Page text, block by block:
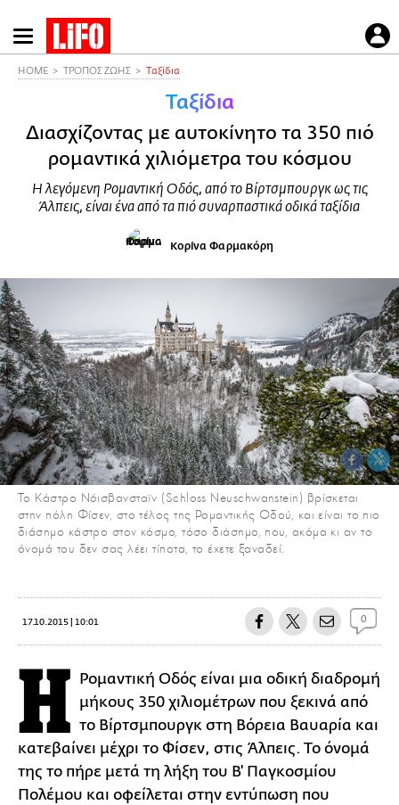
Παράκαμψη
προς
HOME ΤΡΟΠΟΣ ΖΩΗΣ Ταξίδια
Ταξίδια
Διασχίζοντας με αυτοκίνητο τα 350 πιό
ρομαντικά χιλιόμετρα του κόσμου
Η λεγόμενη Ρομαντική Οδός, από το Βίρτσμπουργκ ως τις
Άλπεις, είναι ένα από τα πιό συναρπαστικά οδικά ταξίδια
Κορίνα Φαρμακόρη
Το Κάστρο Νόισβανσταϊν (Schloss Neuschwanstein) βρίσκεται
στην πόλη Φίσεν, στο τέλος της Ρομαντικής Οδού, και είναι το πιο
διάσημο κάστρο στον κόσμο, τόσο διάσημο, που, ακόμα κι αν το
όνομά του δεν σας λέει τίποτα, το έχετε ξαναδεί.
17.10.2015 | 10:01 0
Η
Ρομαντική Οδός είναι μια οδική διαδρομή
μήκους 350 χιλιομέτρων που ξεκινά από
το Βίρτσμπουργκ στη Βόρεια Βαυαρία και
κατεβαίνει μέχρι το Φίσεν, στις Άλπεις. Το όνομά
της το πήρε μετά τη λήξη του Β' Παγκοσμίου
Πολέμου και οφείλεται στην εντύπωση που